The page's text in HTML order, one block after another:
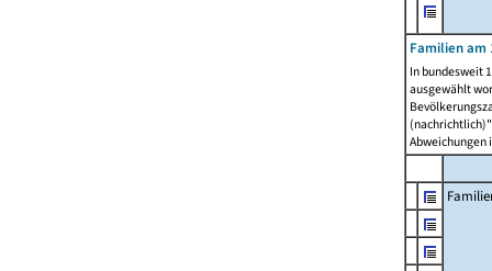
Familien am
In bundesweit
ausgewählt
Abweichungen